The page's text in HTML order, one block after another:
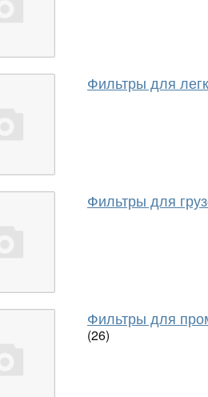
Фильтры для
Фильтры для
Фильтры для
(26)